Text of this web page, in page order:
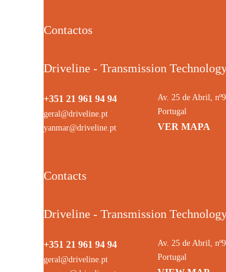
Contactos
Driveline - Transmission
+351 21 961 94 94
geral@driveline.pt
yanmar@driveline.pt
Av. 25 de Abril,
Portugal
VER MAPA
Contacts
Driveline - Transmission
+351 21 961 94 94
geral@driveline.pt
Av. 25 de Abril,
Portugal